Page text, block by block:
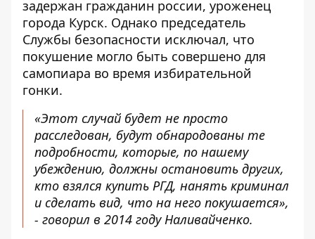
задержан гражданин россии, уроженец
города Курск. Однако председатель
Службы безопасности исключал, что
покушение могло быть совершено для
самопиара во время избирательной
гонки.
«Этот случай будет не просто
расследован, будут обнародованы те
подробности, которые, по нашему
убеждению, должны остановить других,
кто взялся купить РГД, нанять криминал
и сделать вид, что на него покушается»,
- говорил в 2014 году Наливайченко.